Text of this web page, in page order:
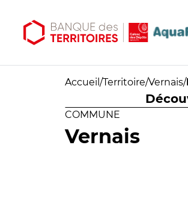
Accueil /Territoire/Vernais/
COMMUNE
Vernais